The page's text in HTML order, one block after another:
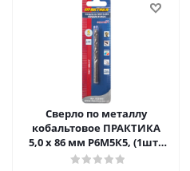
Сверло по металлу
кобальтовое ПРАКТИКА
5,0 х 86 мм Р6М5К5, (1шт.)
блистер